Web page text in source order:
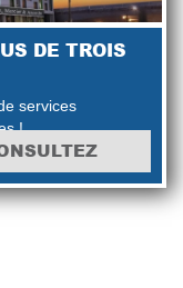
DE TROIS
services
!